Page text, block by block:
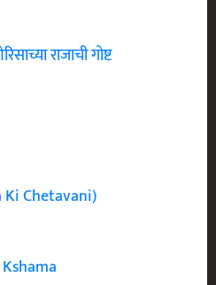
राजाची गोष्ट
Ki Chetavani)